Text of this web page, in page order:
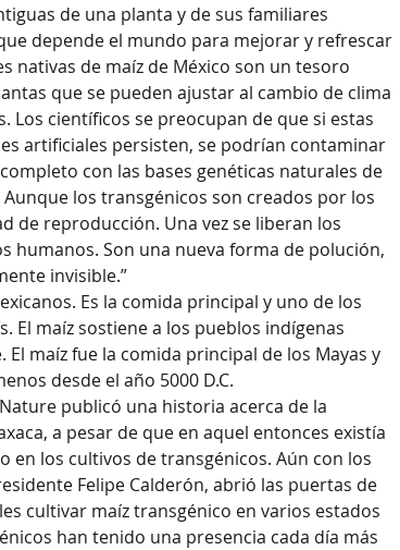
de una planta y de sus familiares
depende el mundo para mejorar y refrescar
nativas de maíz de México son un tesoro
que se pueden ajustar al cambio de clima
Los científicos se preocupan de que si estas
artificiales persisten, se podrían contaminar
con las bases genéticas naturales de
los transgénicos son creados por los
de reproducción. Una vez se liberan los
humanos. Son una nueva forma de polución,
invisible.”
Es la comida principal y uno de los
maíz sostiene a los pueblos indígenas
maíz fue la comida principal de los Mayas y
desde el año 5000 D.C.
publicó una historia acerca de la
a pesar de que en aquel entonces existía
los cultivos de transgénicos. Aún con los
Felipe Calderón, abrió las puertas de
cultivar maíz transgénico en varios estados
han tenido una presencia cada día más